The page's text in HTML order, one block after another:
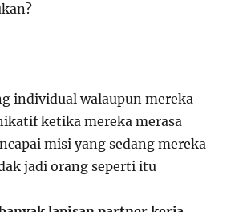
individual walaupun mereka
ketika mereka merasa
misi yang sedang mereka
jadi orang seperti itu